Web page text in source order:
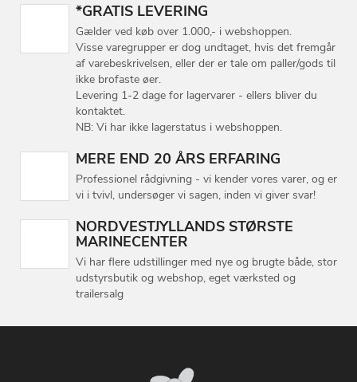
*GRATIS LEVERING
Gælder ved køb over 1.000,- i webshoppen.
Visse varegrupper er dog undtaget, hvis det fremgår
af varebeskrivelsen, eller der er tale om paller/gods til
ikke brofaste øer.
Levering 1-2 dage for lagervarer - ellers bliver du
kontaktet.
NB: Vi har ikke lagerstatus i webshoppen.
MERE END 20 ÅRS ERFARING
Professionel rådgivning - vi kender vores varer, og er
vi i tvivl, undersøger vi sagen, inden vi giver svar!
NORDVESTJYLLANDS STØRSTE
MARINECENTER
Vi har flere udstillinger med nye og brugte både, stor
udstyrsbutik og webshop, eget værksted og
trailersalg